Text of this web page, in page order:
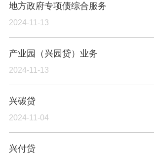
地方政府专项债综合服务
2024-11-13
产业园（兴园贷）业务
2024-11-13
兴碳贷
2024-11-04
兴付贷